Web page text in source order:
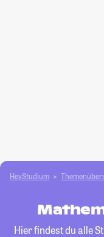
HeyStudium
Hier findest du alle